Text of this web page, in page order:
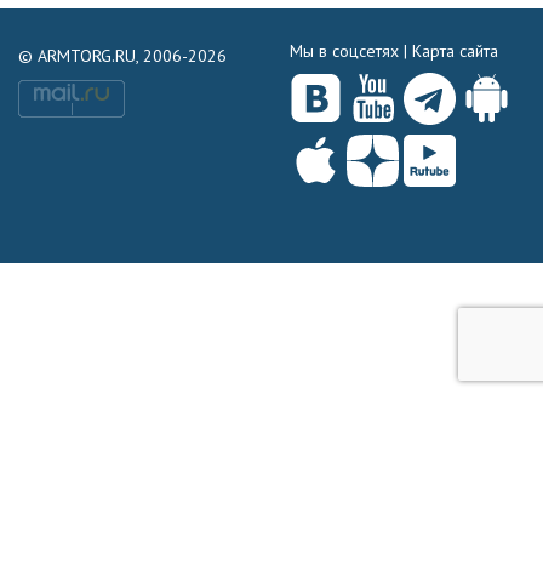
© ARMTORG.RU, 2006-2026 Мы в соцсетях | Карта сайта